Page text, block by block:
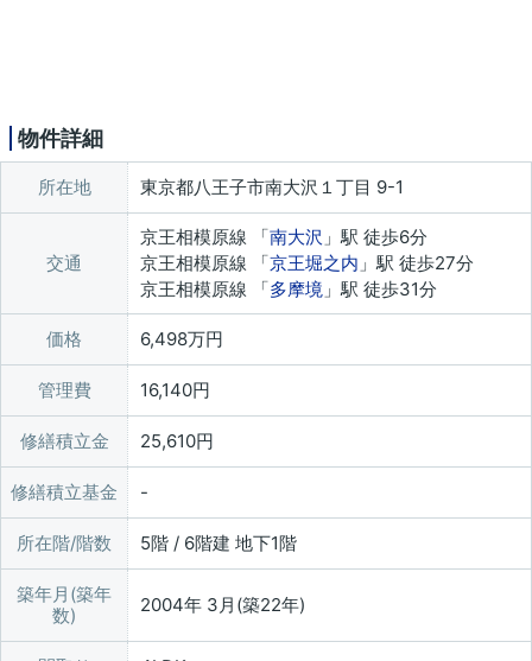
物件詳細
所在地 東京都八王子市南大沢１丁目 9-1
交通
京王相模原線 「南大沢 」駅 徒歩6分
京王相模原線 「京王堀之内 」駅 徒歩27分
京王相模原線 「多摩境 」駅 徒歩31分
価格 6,498万円
管理費 16,140円
修繕積立金 25,610円
修繕積立基金
所在階/階数 5階 / 6階建 地下1階
築年月(築年
数)
2004年 3月(築22年)